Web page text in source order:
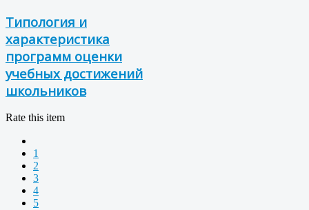
Типология и
характеристика
программ оценки
учебных достижений
школьников
Rate this item
1
2
3
4
5